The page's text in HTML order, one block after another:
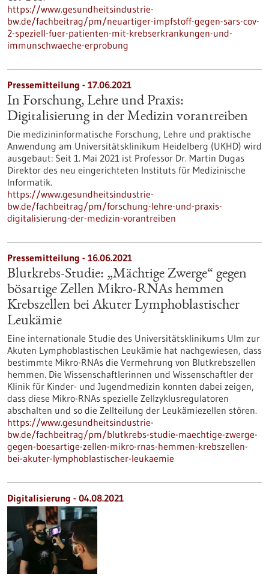
https://www.gesundheitsindustrie-
bw.de/fachbeitrag/pm/neuartiger-impfstoff-gegen-sars-cov-
2-speziell-fuer-patienten-mit-krebserkrankungen-und-
immunschwaeche-erprobung
Pressemitteilung - 17.06.2021
In Forschung, Lehre und Praxis:
Digitalisierung in der Medizin vorantreiben
Die medizininformatische Forschung, Lehre und praktische
Anwendung am Universitätsklinikum Heidelberg (UKHD) wird
ausgebaut: Seit 1. Mai 2021 ist Professor Dr. Martin Dugas
Direktor des neu eingerichteten Instituts für Medizinische
Informatik.
https://www.gesundheitsindustrie-
bw.de/fachbeitrag/pm/forschung-lehre-und-praxis-
digitalisierung-der-medizin-vorantreiben
Pressemitteilung - 16.06.2021
Blutkrebs-Studie: „Mächtige Zwerge“ gegen
bösartige Zellen Mikro-RNAs hemmen
Krebszellen bei Akuter Lymphoblastischer
Leukämie
Eine internationale Studie des Universitätsklinikums Ulm zur
Akuten Lymphoblastischen Leukämie hat nachgewiesen, dass
bestimmte Mikro-RNAs die Vermehrung von Blutkrebszellen
hemmen. Die Wissenschaftlerinnen und Wissenschaftler der
Klinik für Kinder- und Jugendmedizin konnten dabei zeigen,
dass diese Mikro-RNAs spezielle Zellzyklusregulatoren
abschalten und so die Zellteilung der Leukämiezellen stören.
https://www.gesundheitsindustrie-
bw.de/fachbeitrag/pm/blutkrebs-studie-maechtige-zwerge-
gegen-boesartige-zellen-mikro-rnas-hemmen-krebszellen-
bei-akuter-lymphoblastischer-leukaemie
Digitalisierung - 04.08.2021